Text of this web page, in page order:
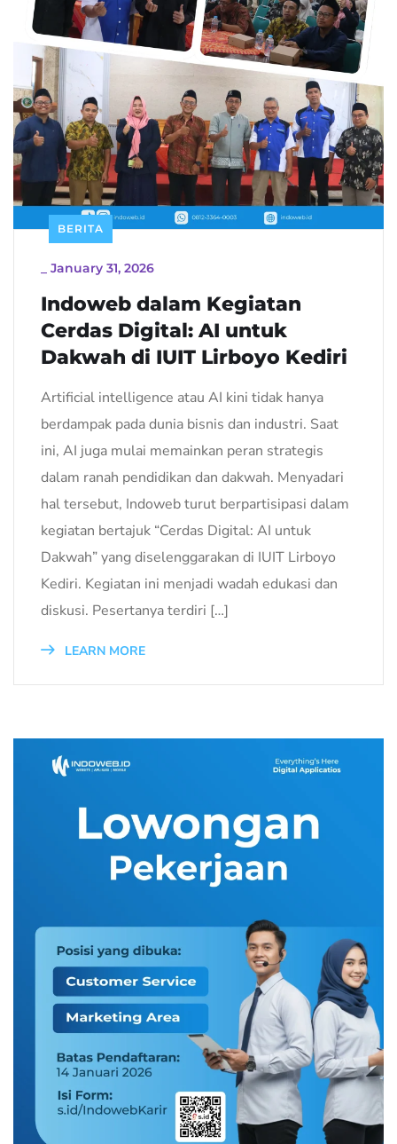
BERITA
January 31, 2026
Indoweb dalam Kegiatan
Cerdas Digital: AI untuk
Dakwah di IUIT Lirboyo Kediri
Artificial intelligence atau AI kini tidak hanya
berdampak pada dunia bisnis dan industri. Saat
ini, AI juga mulai memainkan peran strategis
dalam ranah pendidikan dan dakwah. Menyadari
hal tersebut, Indoweb turut berpartisipasi dalam
kegiatan bertajuk “Cerdas Digital: AI untuk
Dakwah” yang diselenggarakan di IUIT Lirboyo
Kediri. Kegiatan ini menjadi wadah edukasi dan
diskusi. Pesertanya terdiri […]
LEARN MORE